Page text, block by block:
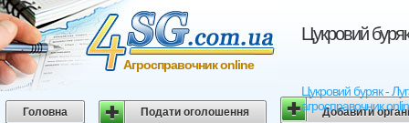
Цукровий
Цукровий буряк -
агросправочник
Агросправочник online
Головна Подати оголошення Добавити